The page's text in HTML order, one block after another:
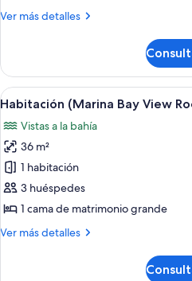
Marina
Ver más detalles
Más
(Straits
Club
Marina
View)
Abrir
todas
las
fotos
de
Habitación
(Marina
View
6
Habitación (Marina Bay View
Vistas a la bahía
36 m²
1 habitación
3 huéspedes
1 cama de matrimonio grande
Ver más detalles
Más